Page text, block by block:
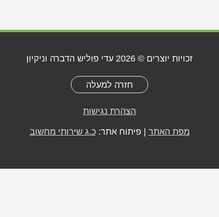
זכויות יוצרים © 2026 עדי פוליש הדברה וניקיון
חזרה למעלה
הצהרת נגישות
מפת האתר | פיתוח אתר:כ.ג שירותי מחשוב